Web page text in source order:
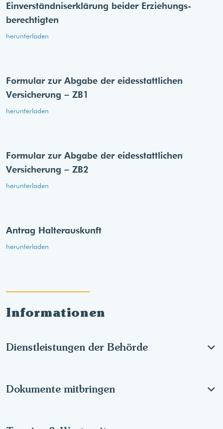
Informationen
Dienstleistungen der Behörde
Dokumente mitbringen
Einverständnis­erklärung beider Erziehungs­
berechtigten
herunterladen
Formular zur Abgabe der eides­stattlichen
Versicherung – ZB1
herunterladen
Formular zur Abgabe der eides­stattlichen
Versicherung – ZB2
herunterladen
Antrag Halterauskunft
herunterladen